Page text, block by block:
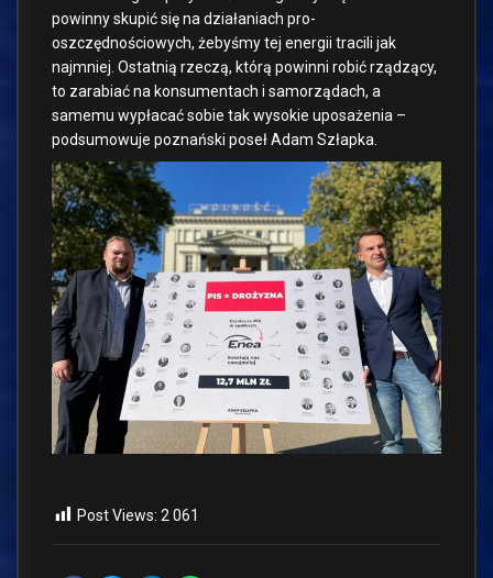
powinny skupić się na działaniach pro-
oszczędnościowych, żebyśmy tej energii tracili jak
najmniej. Ostatnią rzeczą, którą powinni robić rządzący,
to zarabiać na konsumentach i samorządach, a
samemu wypłacać sobie tak wysokie uposażenia –
podsumowuje poznański poseł Adam Szłapka.
Post Views: 2 061